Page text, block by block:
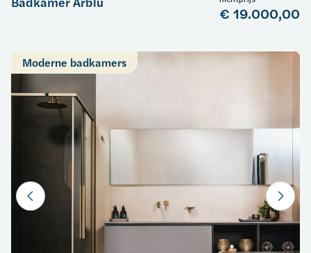
€ 19.000,00
Moderne badkamers